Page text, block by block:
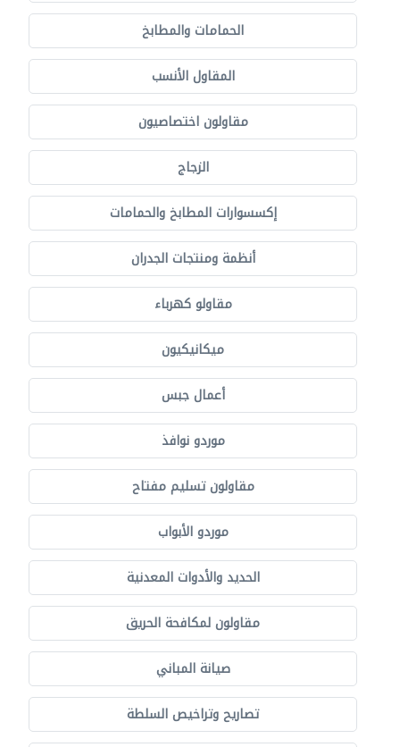
الحمامات والمطابخ
المقاول الأنسب
مقاولون اختصاصيون
الزجاج
إكسسوارات المطابخ والحمامات
أنظمة ومنتجات الجدران
مقاولو كهرباء
ميكانيكيون
أعمال جبس
موردو نوافذ
مقاولون تسليم مفتاح
موردو الأبواب
الحديد والأدوات المعدنية
مقاولون لمكافحة الحريق
صيانة المباني
تصاريح وتراخيص السلطة